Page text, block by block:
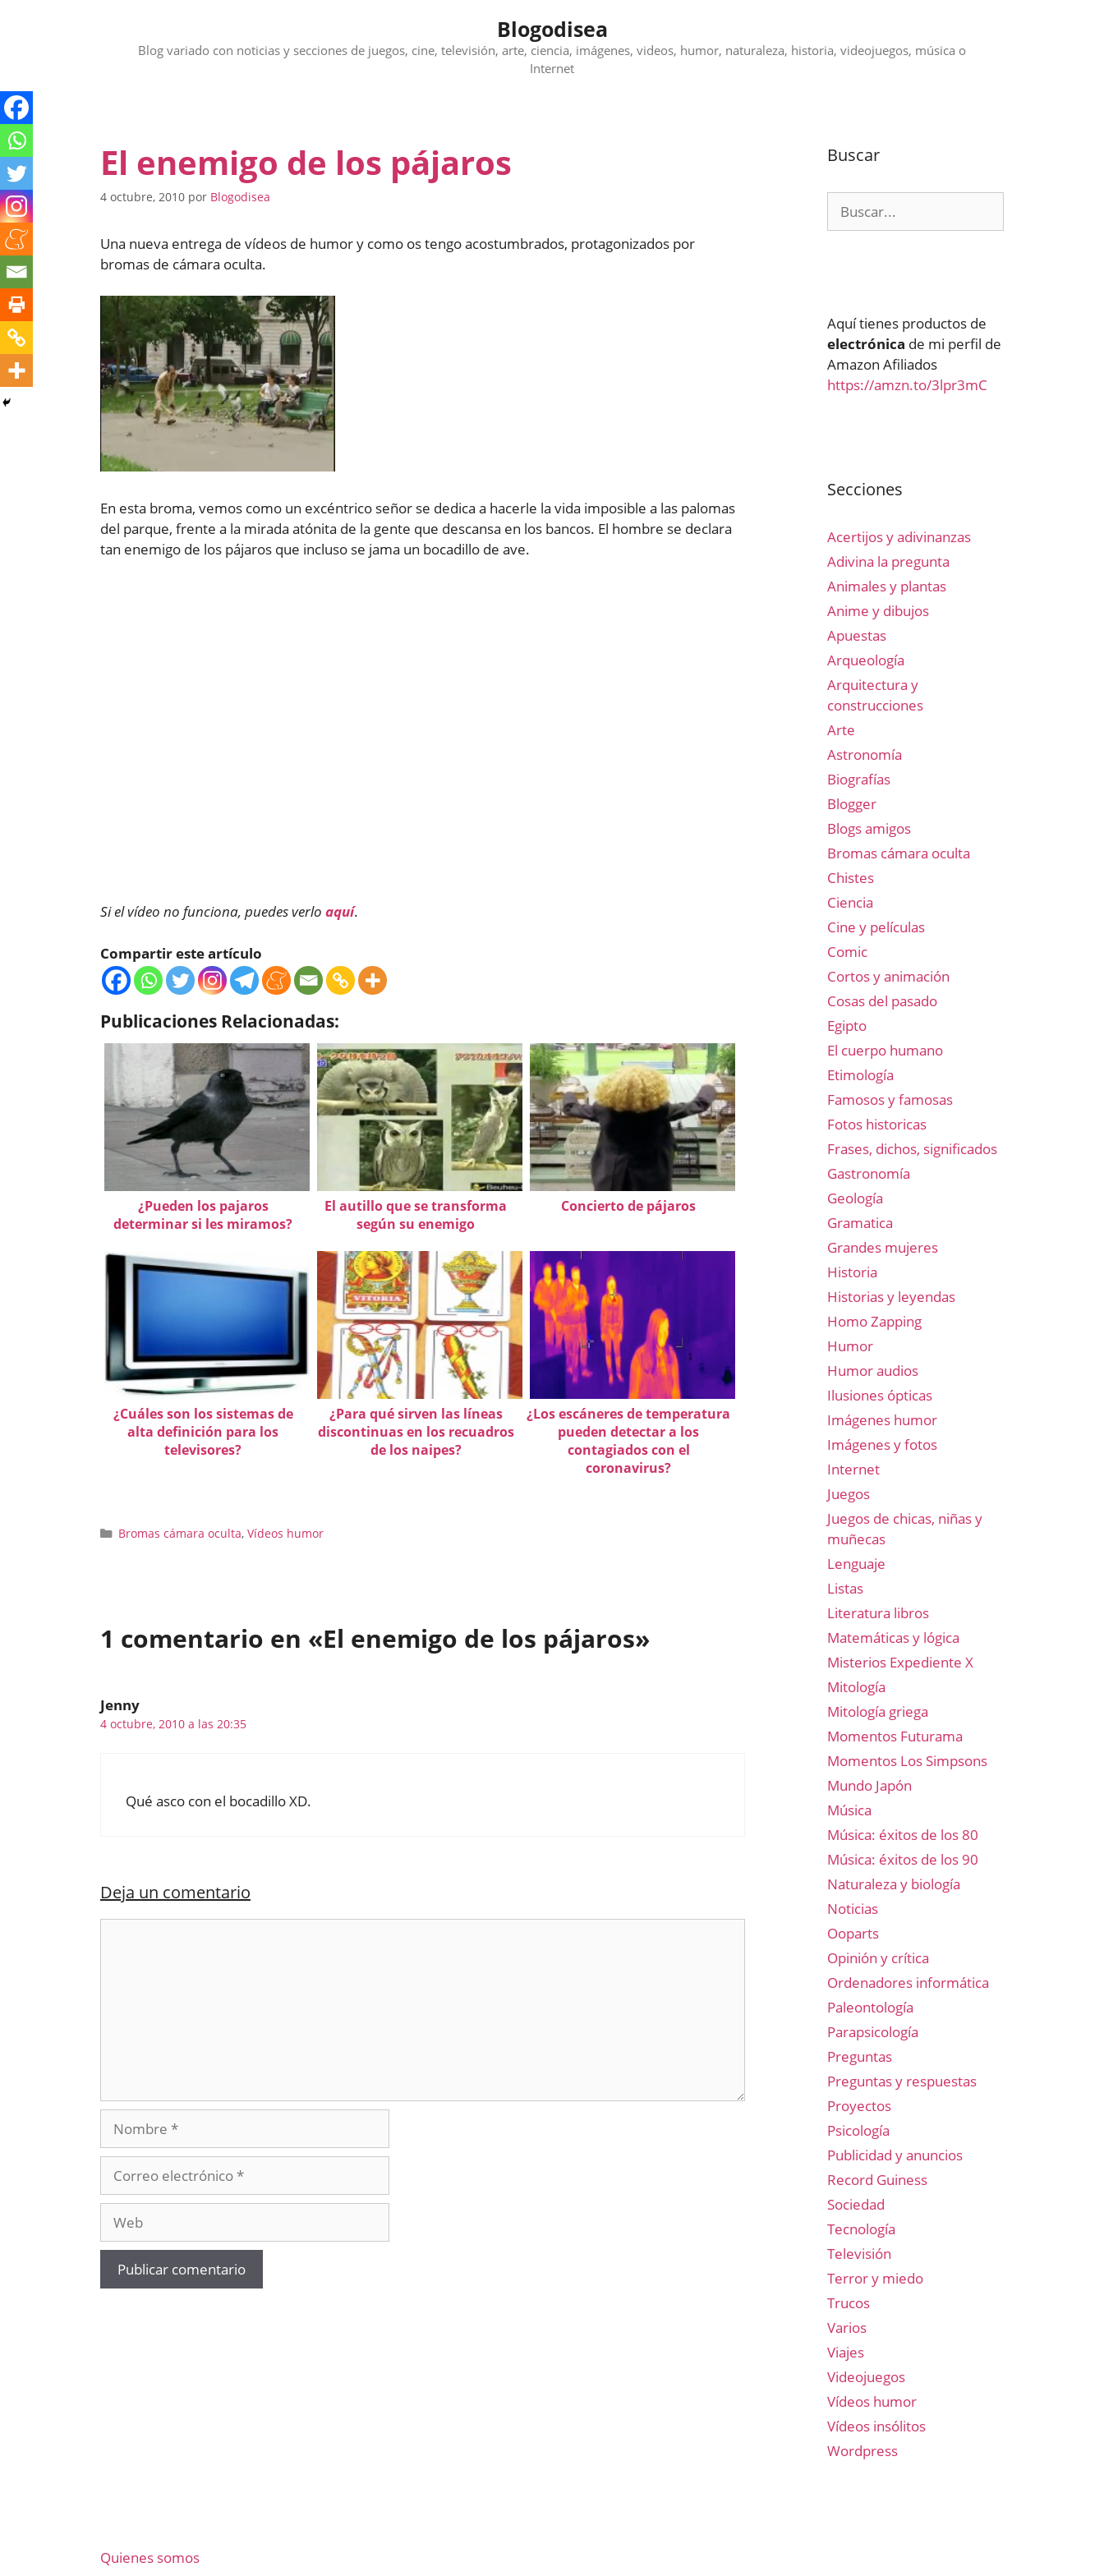
Blogodisea
Blog variado con noticias y secciones de juegos, cine, televisión, arte, ciencia, imágenes, videos, humor, naturaleza, historia, videojuegos, música o
Internet
El enemigo de los pájaros
4 octubre, 2010 por Blogodisea
Una nueva entrega de vídeos de humor y como os tengo acostumbrados, protagonizados por
bromas de cámara oculta.
En esta broma, vemos como un excéntrico señor se dedica a hacerle la vida imposible a las palomas
del parque, frente a la mirada atónita de la gente que descansa en los bancos. El hombre se declara
tan enemigo de los pájaros que incluso se jama un bocadillo de ave.
Si el vídeo no funciona, puedes verlo aquí.
Compartir este artículo
Publicaciones Relacionadas:
¿Pueden los pajaros
determinar si les miramos?
El autillo que se transforma
según su enemigo
Concierto de pájaros
¿Cuáles son los sistemas de
alta definición para los
televisores?
¿Para qué sirven las líneas
discontinuas en los recuadros
de los naipes?
¿Los escáneres de temperatura
pueden detectar a los
contagiados con el
coronavirus?
Categorías
Bromas cámara oculta, Vídeos humor
1 comentario en «El enemigo de los pájaros»
Jenny
4 octubre, 2010 a las 20:35
Qué asco con el bocadillo XD.
Deja un comentario
Nombre
electrónico
Buscar
Aquí tienes productos de
electrónica de mi perfil de
Amazon Afiliados
https://amzn.to/3lpr3mC
Secciones
Acertijos y adivinanzas
Adivina la pregunta
Animales y plantas
Anime y dibujos
Apuestas
Arqueología
Arquitectura y
construcciones
Arte
Astronomía
Biografías
Blogger
Blogs amigos
Bromas cámara oculta
Chistes
Ciencia
Cine y películas
Comic
Cortos y animación
Cosas del pasado
Egipto
El cuerpo humano
Etimología
Famosos y famosas
Fotos historicas
Frases, dichos, significados
Gastronomía
Geología
Gramatica
Grandes mujeres
Historia
Historias y leyendas
Homo Zapping
Humor
Humor audios
Ilusiones ópticas
Imágenes humor
Imágenes y fotos
Internet
Juegos
Juegos de chicas, niñas y
muñecas
Lenguaje
Listas
Literatura libros
Matemáticas y lógica
Misterios Expediente X
Mitología
Mitología griega
Momentos Futurama
Momentos Los Simpsons
Mundo Japón
Música
Música: éxitos de los 80
Música: éxitos de los 90
Naturaleza y biología
Noticias
Ooparts
Opinión y crítica
Ordenadores informática
Paleontología
Parapsicología
Preguntas
Preguntas y respuestas
Proyectos
Psicología
Publicidad y anuncios
Record Guiness
Sociedad
Tecnología
Televisión
Terror y miedo
Trucos
Varios
Viajes
Videojuegos
Vídeos humor
Vídeos insólitos
Wordpress
Quienes somos